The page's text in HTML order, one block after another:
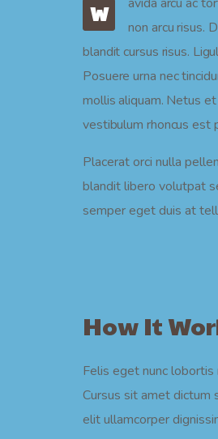
W
non arcu risus.
blandit cursus risus.
Posuere urna nec
mollis aliquam. Netus
vestibulum rhoncus est
Placerat orci nulla
blandit libero volutpat
semper eget duis at
How It
Felis eget nunc
Cursus sit amet dictum
elit ullamcorper